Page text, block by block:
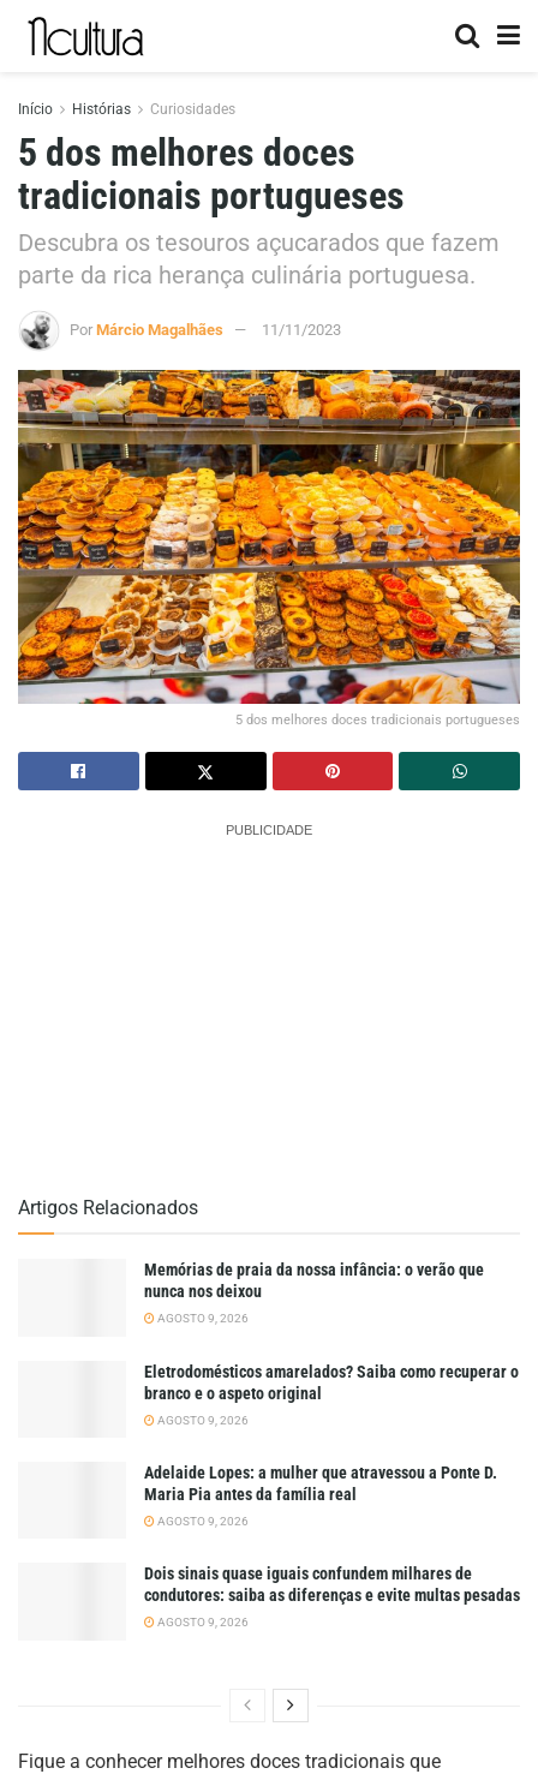
Início Histórias Curiosidades
5 dos melhores doces
tradicionais portugueses
Descubra os tesouros açucarados que fazem
parte da rica herança culinária portuguesa.
Por Márcio Magalhães 11/11/2023
5 dos melhores doces tradicionais portugueses
PUBLICIDADE
Artigos Relacionados
Memórias de praia da nossa infância: o verão que
nunca nos deixou
AGOSTO 9, 2026
Eletrodomésticos amarelados? Saiba como recuperar o
branco e o aspeto original
AGOSTO 9, 2026
Adelaide Lopes: a mulher que atravessou a Ponte D.
Maria Pia antes da família real
AGOSTO 9, 2026
Dois sinais quase iguais confundem milhares de
condutores: saiba as diferenças e evite multas pesadas
AGOSTO 9, 2026
Fique a conhecer melhores doces tradicionais que